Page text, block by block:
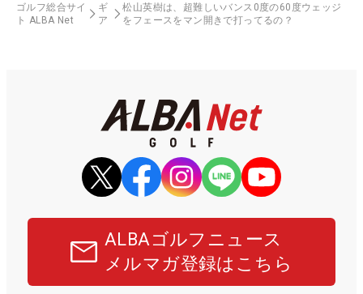
ゴルフ総合サイ
ト ALBA Net
ギ
ア
松山英樹は、超難しいバンス0度の60度ウェッジ
をフェースをマン開きで打ってるの？
ALBAゴルフニュース
メルマガ登録はこちら